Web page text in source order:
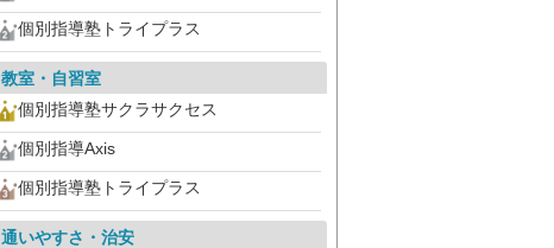
個別指導塾トライプラス
教室・自習室
個別指導塾サクラサクセス
個別指導Axis
個別指導塾トライプラス
通いやすさ・治安